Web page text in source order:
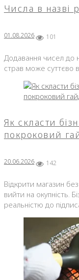
Числа в назві
01.08.2026 101
Додавання чисел до
страв може суттєво
Як скласти
покроковий
20.06.2026 142
Відкрити магазин
вийти на окупність.
реальністю до